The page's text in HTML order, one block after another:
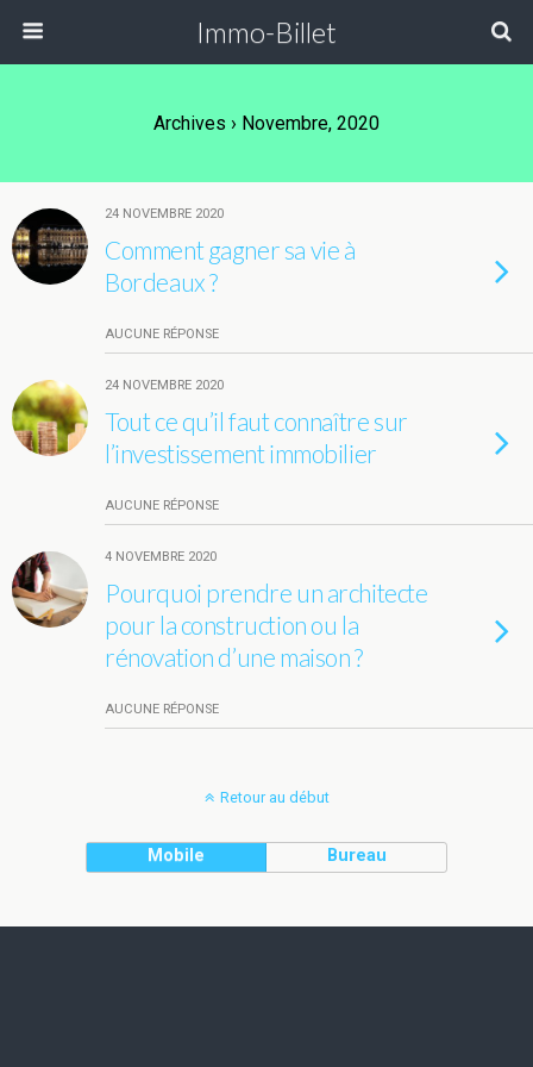
Immo-Billet
Archives › Novembre, 2020
24 NOVEMBRE 2020
Comment gagner sa vie à
Bordeaux ?
AUCUNE RÉPONSE
24 NOVEMBRE 2020
Tout ce qu’il faut connaître sur
l’investissement immobilier
AUCUNE RÉPONSE
4 NOVEMBRE 2020
Pourquoi prendre un architecte
pour la construction ou la
rénovation d’une maison ?
AUCUNE RÉPONSE
Retour au début
Mobile Bureau